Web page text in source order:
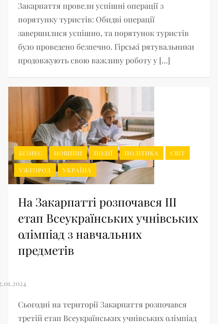
Закарпаття провели успішні операції з
порятунку туристів: Обидві операції
завершилися успішно, та порятунок туристів
було проведено безпечно. Гірські рятувальники
продовжують свою важливу роботу у […]
БІЗНЕС НОВИНИ ПОДІЇ ПОЛІТИКА СВІТ
УЖГОРОД УКРАЇНА
На Закарпатті розпочався ІІІ
етап Всеукраїнських учнівських
олімпіад з навчальних
предметів
Сьогодні на території Закарпаття розпочався
третій етап Всеукраїнських учнівських олімпіад